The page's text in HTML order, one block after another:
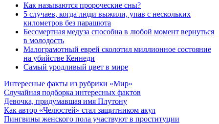
Как называются пророческие сны?
5 случаев, когда люди выжили, упав с нескольких
километров без парашюта
Бессмертная медуза способна в любой момент вернуться
в молодость
Малограмотный еврей сколотил миллионное состояние
на убийстве Кеннеди
Самый уродливый цвет в мире
Интересные факты из рубрики «Мир»
Случайная подборка интересных фактов
Девочка, придумавшая имя Плутону
Как автор «Челюстей» стал защитником акул
Пингвины женского пола участвуют в проституции